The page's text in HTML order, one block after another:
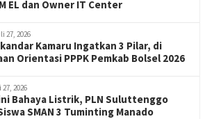
EL dan Owner IT Center
27, 2026
Kamaru Ingatkan 3 Pilar, di
Orientasi PPPK Pemkab Bolsel 2026
2026
Bahaya Listrik, PLN Suluttenggo
SMAN 3 Tuminting Manado